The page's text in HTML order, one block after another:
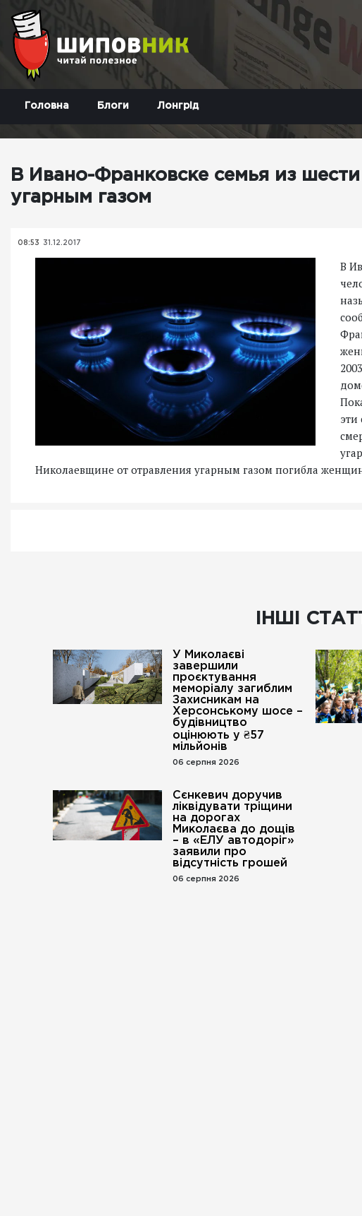
Головна Блоги Лонгрід
В Ивано-Франковске семья из
угарным газом
08:53 31.12.2017
В
Николаевщине от отравления угарным газом погибла
ІНШІ
У Миколаєві
завершили
проєктування
меморіалу загиблим
Захисникам на
Херсонському шосе –
будівництво
оцінюють у ₴57
мільйонів
06 серпня 2026
Сєнкевич доручив
ліквідувати тріщини
на дорогах
Миколаєва до дощів
– в «ЕЛУ автодоріг»
заявили про
відсутність грошей
06 серпня 2026